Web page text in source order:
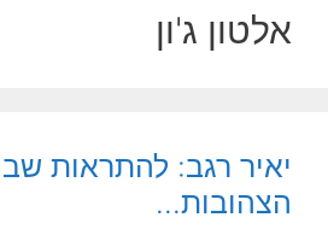
אלטון ג'ון
יאיר רגב: להתראות
הצהובות…